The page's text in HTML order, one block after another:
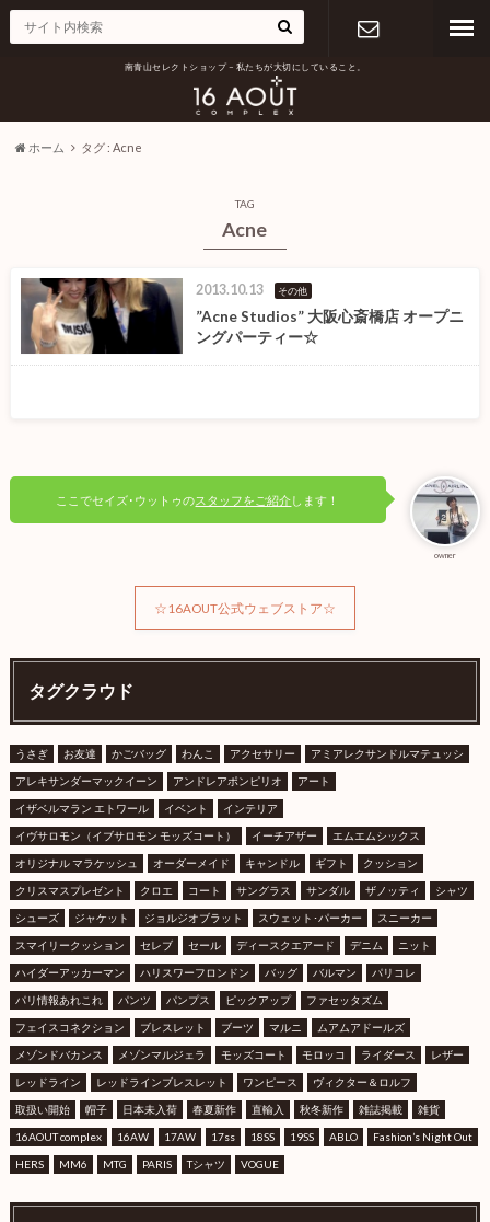
南青山セレクトショップ – 私たちが大切にしていること。
ホーム タグ : Acne
TAG
Acne
2013.10.13 その他
”Acne Studios” 大阪心斎橋店 オープニ
ングパーティー☆
owner
ここでセイズ･ウットゥのスタッフをご紹介します！
☆16AOUT公式ウェブストア☆
タグクラウド
うさぎ お友達 かごバッグ わんこ アクセサリー アミアレクサンドルマテュッシ
アレキサンダーマックイーン アンドレアポンピリオ アート
イザベルマラン エトワール イベント インテリア
イヴサロモン（イブサロモン モッズコート） イーチアザー エムエムシックス
オリジナル マラケッシュ オーダーメイド キャンドル ギフト クッション
クリスマスプレゼント クロエ コート サングラス サンダル ザノッティ シャツ
シューズ ジャケット ジョルジオブラット スウェット･パーカー スニーカー
スマイリークッション セレブ セール ディースクエアード デニム ニット
ハイダーアッカーマン ハリスワーフロンドン バッグ バルマン パリコレ
パリ情報あれこれ パンツ パンプス ピックアップ ファセッタズム
フェイスコネクション ブレスレット ブーツ マルニ ムアムアドールズ
メゾンドバカンス メゾンマルジェラ モッズコート モロッコ ライダース レザー
レッドライン レッドラインブレスレット ワンピース ヴィクター＆ロルフ
取扱い開始 帽子 日本未入荷 春夏新作 直輸入 秋冬新作 雑誌掲載 雑貨
16AOUT complex 16AW 17AW 17ss 18SS 19SS ABLO Fashion’s Night Out
HERS MM6 MTG PARIS Tシャツ VOGUE